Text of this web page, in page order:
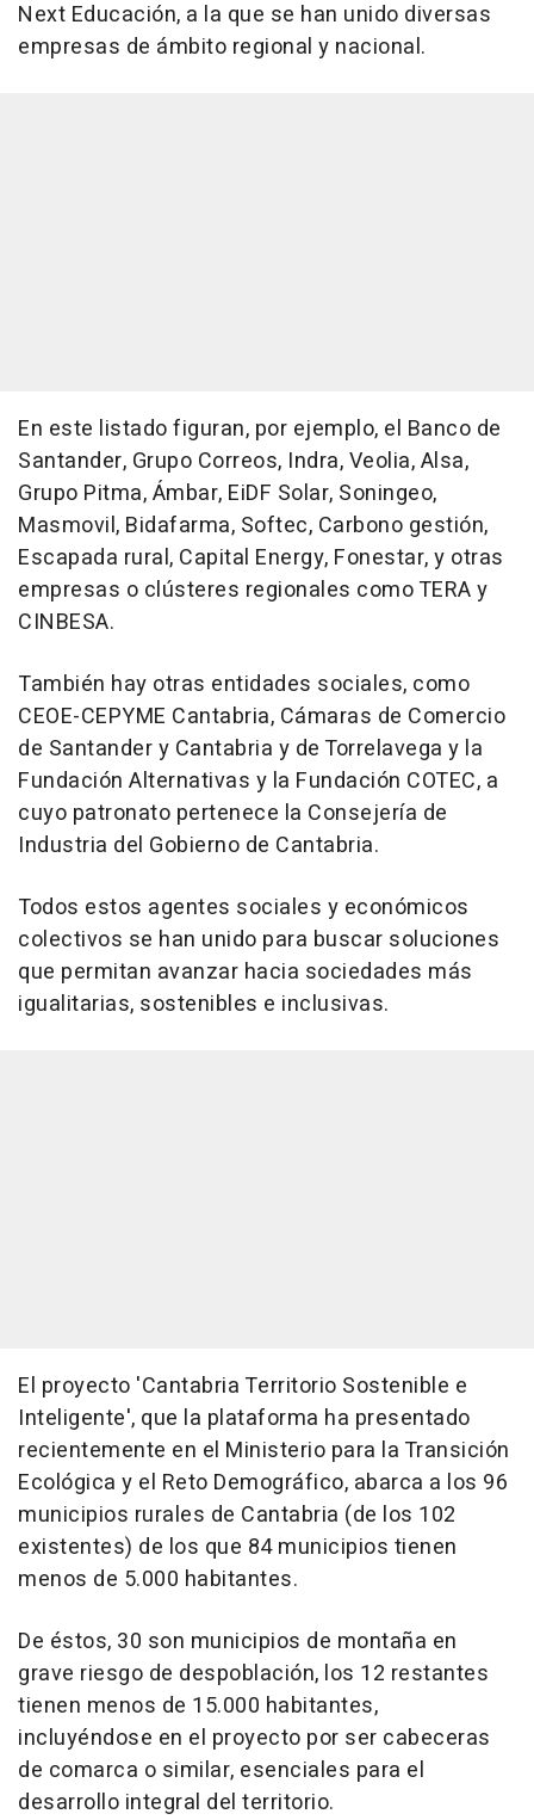
Next Educación, a la que se han unido diversas
empresas de ámbito regional y nacional.
En este listado figuran, por ejemplo, el Banco de
Santander, Grupo Correos, Indra, Veolia, Alsa,
Grupo Pitma, Ámbar, EiDF Solar, Soningeo,
Masmovil, Bidafarma, Softec, Carbono gestión,
Escapada rural, Capital Energy, Fonestar, y otras
empresas o clústeres regionales como TERA y
CINBESA.
También hay otras entidades sociales, como
CEOE-CEPYME Cantabria, Cámaras de Comercio
de Santander y Cantabria y de Torrelavega y la
Fundación Alternativas y la Fundación COTEC, a
cuyo patronato pertenece la Consejería de
Industria del Gobierno de Cantabria.
Todos estos agentes sociales y económicos
colectivos se han unido para buscar soluciones
que permitan avanzar hacia sociedades más
igualitarias, sostenibles e inclusivas.
El proyecto 'Cantabria Territorio Sostenible e
Inteligente', que la plataforma ha presentado
recientemente en el Ministerio para la Transición
Ecológica y el Reto Demográfico, abarca a los 96
municipios rurales de Cantabria (de los 102
existentes) de los que 84 municipios tienen
menos de 5.000 habitantes.
De éstos, 30 son municipios de montaña en
grave riesgo de despoblación, los 12 restantes
tienen menos de 15.000 habitantes,
incluyéndose en el proyecto por ser cabeceras
de comarca o similar, esenciales para el
desarrollo integral del territorio.